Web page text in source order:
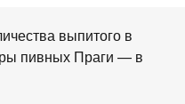
выпитого в
пивных Праги — в